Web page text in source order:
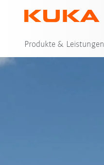
Produkte & Leistungen